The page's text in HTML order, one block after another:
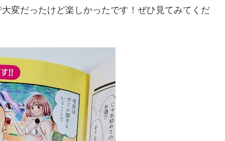
変だったけど楽しかったです！ぜひ見てみてくだ